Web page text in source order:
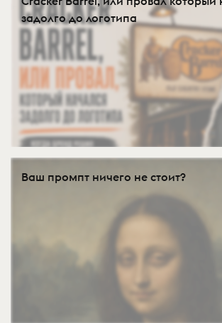
задолго до логотипа
Ваш промпт ничего не стоит?